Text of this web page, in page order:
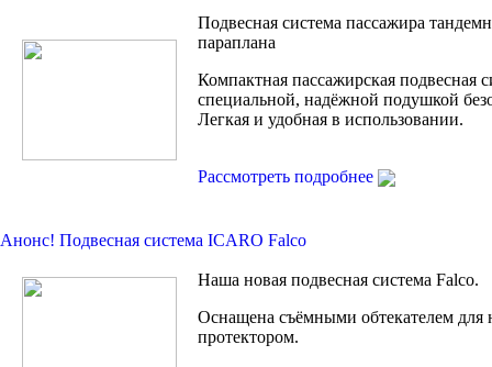
Подвесная система пассажира
параплана
Компактная пассажирская подвесная
специальной, надёжной подушкой
Легкая и удобная в использовании.
Рассмотреть подробнее
Анонс! Подвесная сиcтема ICARO Falco
Наша новая подвесная система Falco.
Оснащена съёмными обтекателем для
протектором.